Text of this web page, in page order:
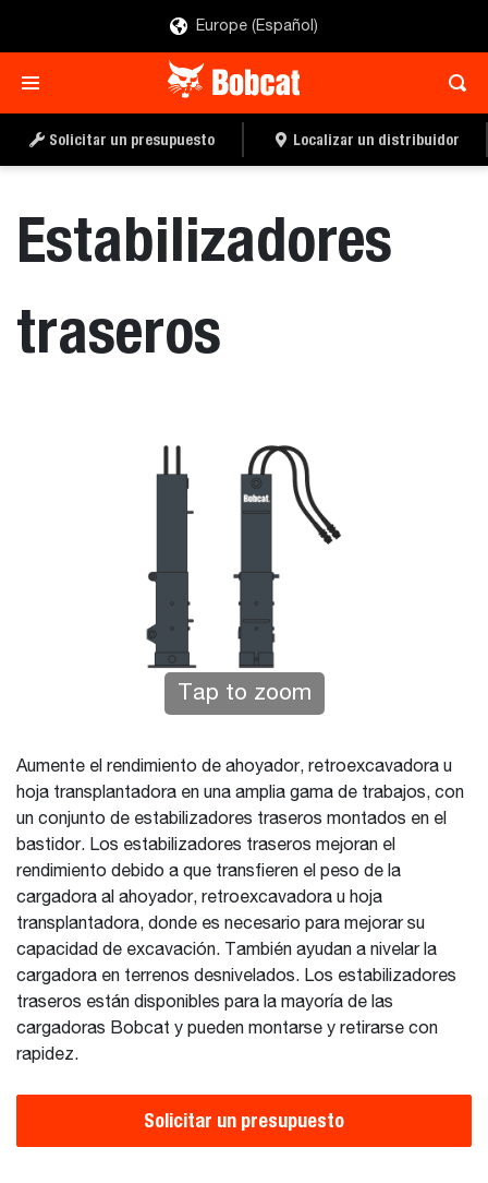
Europe (Español)
Solicitar un presupuesto Localizar un distribuidor
Estabilizadores
traseros
Tap to zoom
Aumente el rendimiento de ahoyador, retroexcavadora u
hoja transplantadora en una amplia gama de trabajos, con
un conjunto de estabilizadores traseros montados en el
bastidor. Los estabilizadores traseros mejoran el
rendimiento debido a que transfieren el peso de la
cargadora al ahoyador, retroexcavadora u hoja
transplantadora, donde es necesario para mejorar su
capacidad de excavación. También ayudan a nivelar la
cargadora en terrenos desnivelados. Los estabilizadores
traseros están disponibles para la mayoría de las
cargadoras Bobcat y pueden montarse y retirarse con
rapidez.
Solicitar un presupuesto
LOCALIZAR UN